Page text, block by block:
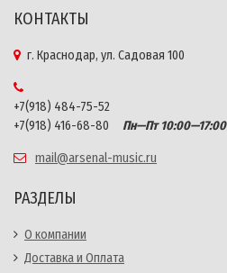
КОНТАКТЫ
г. Краснодар, ул. Садовая 100
+7(918) 484-75-52
+7(918) 416-68-80
Пн—Пт 10:00—17:00
mail@arsenal-music.ru
РАЗДЕЛЫ
О компании
Доставка и Оплата